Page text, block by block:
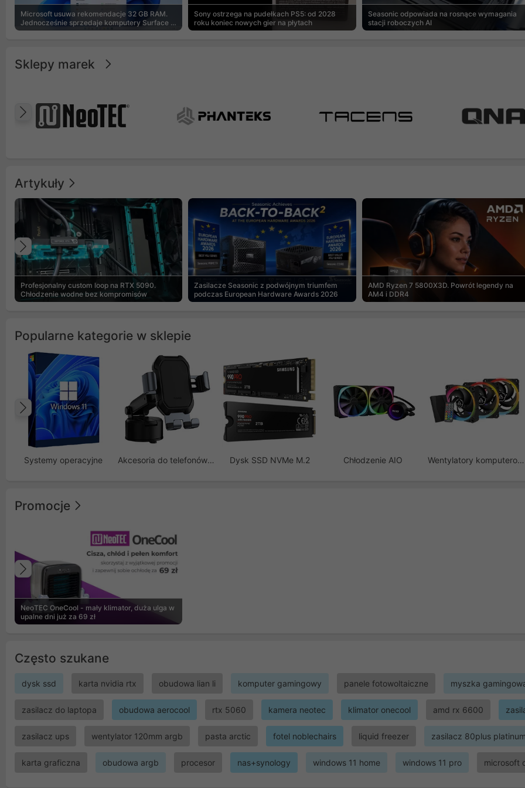
Microsoft usuwa rekomendacje 32 GB RAM.
Jednocześnie sprzedaje komputery Surface z
8 GB
Sony ostrzega na pudełkach PS5: od 2028
roku koniec nowych gier na płytach
Seasonic odpowiada na rosnące wymagania
stacji roboczych AI
Sklepy marek
Poprzedni
Artykuły
Profesjonalny custom loop na RTX 5090.
Chłodzenie wodne bez kompromisów
Zasilacze Seasonic z podwójnym triumfem
podczas European Hardware Awards 2026
AMD Ryzen 7 5800X3D. Powrót legendy na
AM4 i DDR4
Poprzedni
Popularne kategorie w sklepie
Systemy operacyjne Akcesoria do telefonów GSM Dysk SSD NVMe M.2 Chłodzenie AIO Wentylatory komputerowe
Poprzedni
Promocje
NeoTEC OneCool - mały klimator, duża ulga w
upalne dni już za 69 zł
Poprzedni
Często szukane
dysk ssd karta nvidia rtx obudowa lian li komputer gamingowy panele fotowoltaiczne myszka
zasilacz do laptopa obudowa aerocool rtx 5060 kamera neotec klimator onecool amd rx 6600
zasilacz ups wentylator 120mm argb pasta arctic fotel noblechairs liquid freezer zasilacz 80plus platinum
karta graficzna obudowa argb procesor nas+synology windows 11 home windows 11 pro microsoft